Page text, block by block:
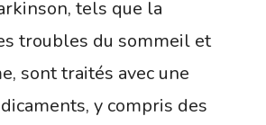
tels que la
troubles du sommeil et
sont traités avec une
y compris des